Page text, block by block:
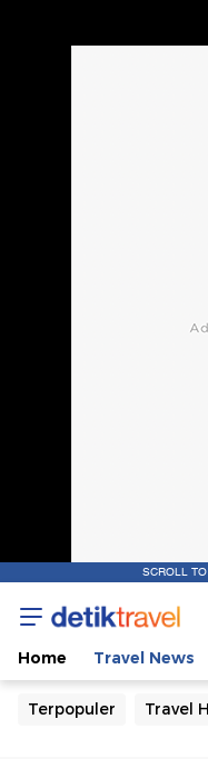
SCROLL
Home Travel News
Terpopuler Travel